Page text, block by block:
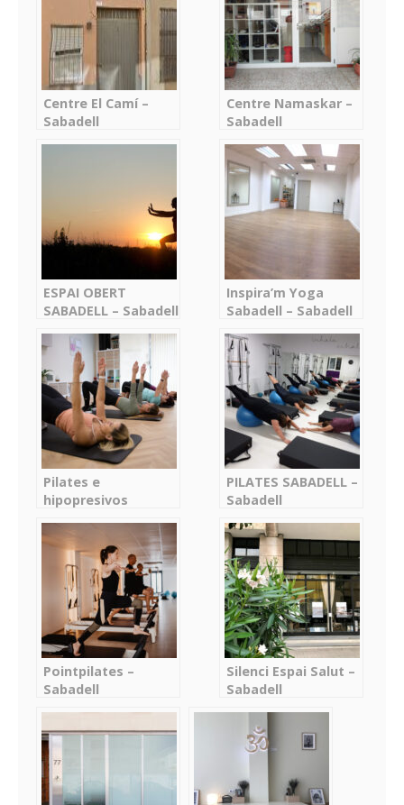
Centre El Camí –
Sabadell
Centre Namaskar –
Sabadell
ESPAI OBERT
SABADELL – Sabadell
Inspira’m Yoga
Sabadell – Sabadell
Pilates e
hipopresivos
García – Sabadell
PILATES SABADELL –
Sabadell
Pointpilates –
Sabadell
Silenci Espai Salut –
Sabadell